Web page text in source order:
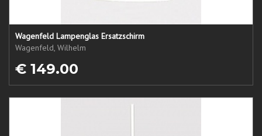
Wagenfeld Lampenglas Ersatzschirm
Wagenfeld, Wilhelm
€ 149.00